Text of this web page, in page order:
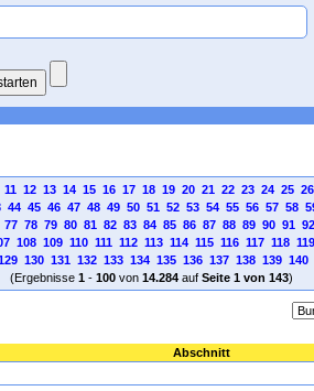
11 12 13 14 15 16 17 18 19 20 21 22 23 24 25 26
44 45 46 47 48 49 50 51 52 53 54 55 56 57 58
77 78 79 80 81 82 83 84 85 86 87 88 89 90 91 92
108 109 110 111 112 113 114 115 116 117 118 119
130 131 132 133 134 135 136 137 138 139 140
(Ergebnisse 1- 100von 14.284auf Seite 1 von 143)
Abschnitt